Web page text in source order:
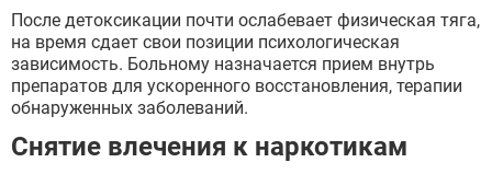
После детоксикации почти ослабевает физическая тяга,
на время сдает свои позиции психологическая
зависимость. Больному назначается прием внутрь
препаратов для ускоренного восстановления, терапии
обнаруженных заболеваний.
Снятие влечения к наркотикам